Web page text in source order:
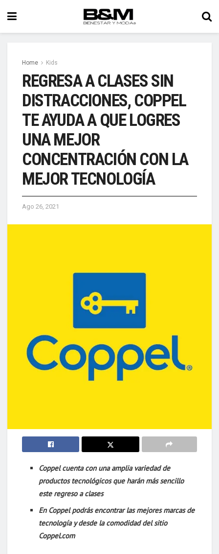
Home Kids
REGRESA A CLASES SIN
DISTRACCIONES, COPPEL
TE AYUDA A QUE LOGRES
UNA MEJOR
CONCENTRACIÓN CON LA
MEJOR TECNOLOGÍA
Ago 26, 2021
Coppel cuenta con una amplia variedad de
productos tecnológicos que harán más sencillo
este regreso a clases
En Coppel podrás encontrar las mejores marcas de
tecnología y desde la comodidad del sitio
Coppel.com